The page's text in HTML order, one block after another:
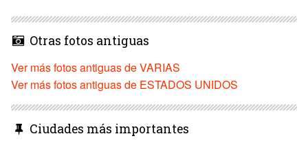
Otras fotos antiguas
Ver más fotos antiguas de VARIAS
Ver más fotos antiguas de ESTADOS UNIDOS
Ciudades más importantes